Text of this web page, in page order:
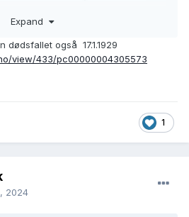
Myklebust - 0033 Myklebust,
1920 for 1515 Herøy
Expand
også 17.1.1929
view/433/pc00000004305573
1
2024